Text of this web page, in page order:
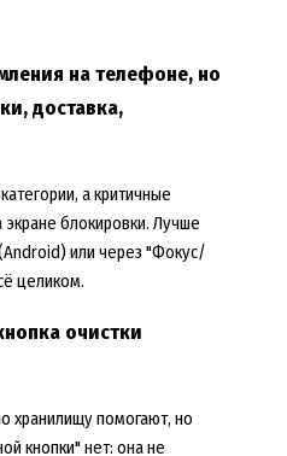
на телефоне, но
доставка,
а критичные
экране блокировки. Лучше
или через "Фокус/
целиком.
очистки
хранилищу помогают, но
кнопки" нет: она не